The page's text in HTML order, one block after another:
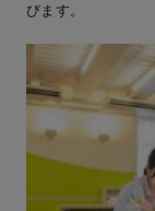
びます。